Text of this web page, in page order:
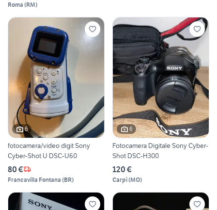
Roma (RM)
6
fotocamera/video digit Sony
Cyber-Shot U DSC-U60
80 €
Francavilla Fontana (BR)
6
Fotocamera Digitale Sony Cyber-
Shot DSC-H300
120 €
Carpi(MO)